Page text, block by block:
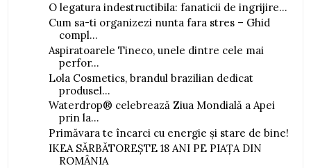
O legatura indestructibila: fanaticii de ingrijire...
Cum sa-ti organizezi nunta fara stres – Ghid
compl...
Aspiratoarele Tineco, unele dintre cele mai
perfor...
Lola Cosmetics, brandul brazilian dedicat
produsel...
Waterdrop® celebrează Ziua Mondială a Apei
prin la...
Primăvara te încarci cu energie și stare de bine!
IKEA SĂRBĂTOREȘTE 18 ANI PE PIAȚA DIN
ROMÂNIA